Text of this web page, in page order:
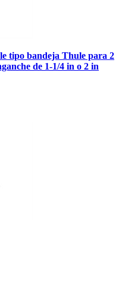
tipo bandeja Thule para 2
de 1-1/4 in o 2 in